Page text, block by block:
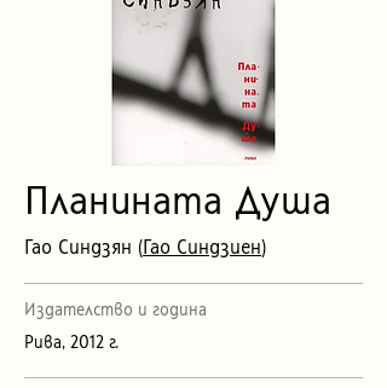
Планината Душа
Гао Синдзян (Гао Синдзиен)
Издателство и година
Рива, 2012 г.